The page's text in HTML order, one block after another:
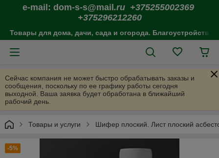
e-mail: dom-s-s@mail .ru +375255002369
+375296212260
Товары для дома, дачи, сада и огорода. Благоустройство
Сейчас компания не может быстро обрабатывать заказы и
сообщения, поскольку по ее графику работы сегодня
выходной. Ваша заявка будет обработана в ближайший
рабочий день.
Товары и услуги Шифер плоский. Лист плоский
-5%